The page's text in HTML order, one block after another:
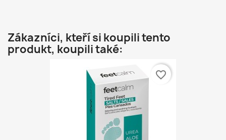
Zákazníci, kteří si koupili tento
produkt, koupili také:
favorite_border